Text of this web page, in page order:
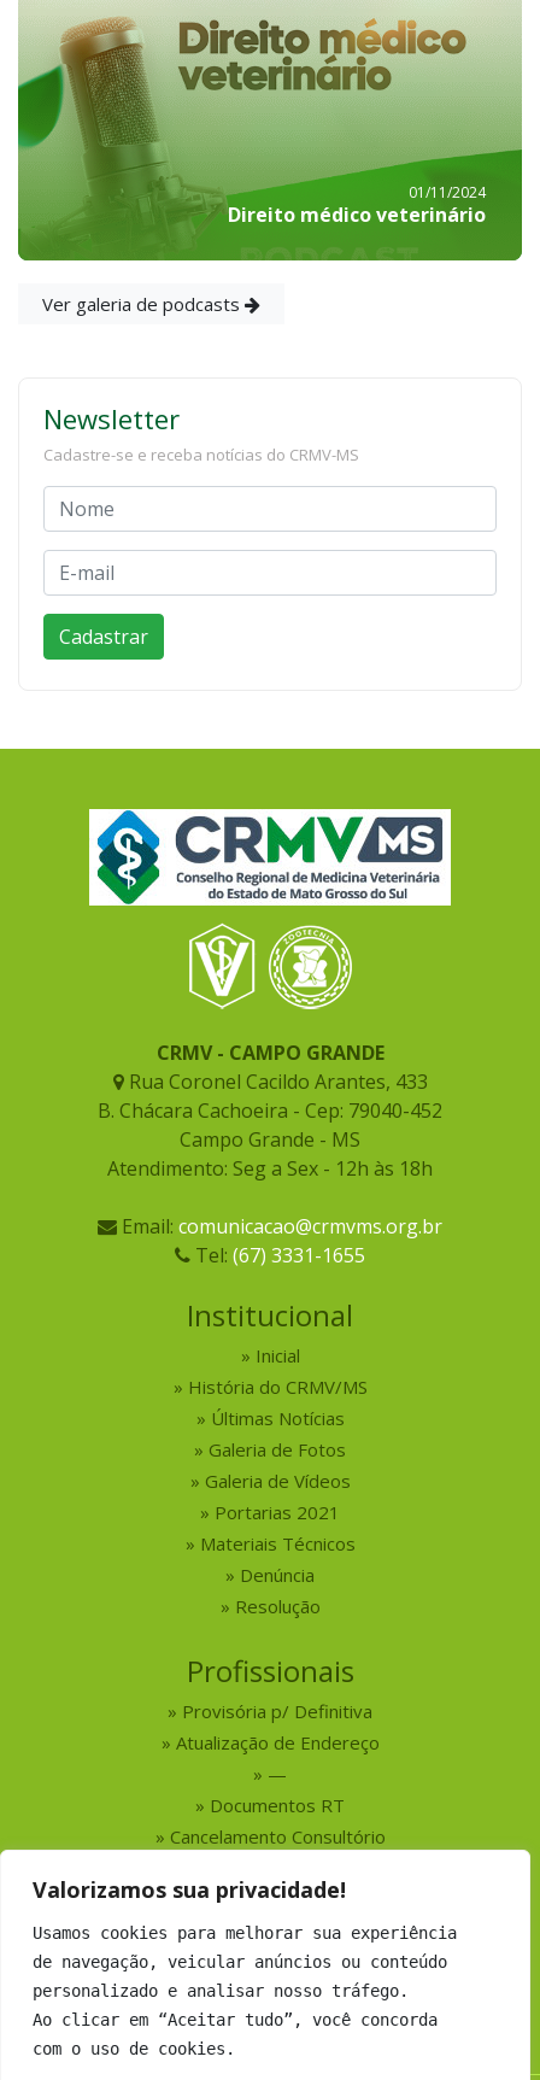
Valorizamos sua privacidade!
Usamos cookies para melhorar sua experiência
de navegação, veicular anúncios ou conteúdo
personalizado e analisar nosso tráfego.
Ao clicar em “Aceitar tudo”, você concorda
com o uso de cookies.
01/11/2024
Direito médico veterinário
Ver galeria de podcasts
Newsletter
Cadastre-se e receba notícias do CRMV-MS
CRMV - CAMPO GRANDE
Rua Coronel Cacildo Arantes, 433
B. Chácara Cachoeira - Cep: 79040-452
Campo Grande - MS
Atendimento: Seg a Sex - 12h às 18h
Email: comunicacao@crmvms.org.br
Tel: (67) 3331-1655
Institucional
Inicial
História do CRMV/MS
Últimas Notícias
Galeria de Fotos
Galeria de Vídeos
Portarias 2021
Materiais Técnicos
Denúncia
Resolução
Profissionais
Provisória p/ Definitiva
Atualização de Endereço
—
Documentos RT
Cancelamento Consultório
Serviços
Busca por Profissionais
Busca por Empresas
Números do CRMV-MS